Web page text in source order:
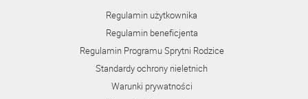
Regulamin użytkownika
Regulamin beneficjenta
Regulamin Programu Sprytni Rodzice
Standardy ochrony nieletnich
Warunki prywatności